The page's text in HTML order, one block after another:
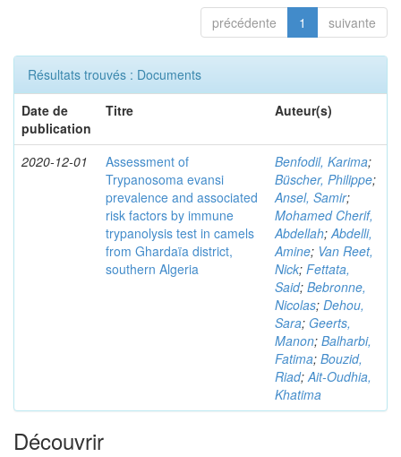
précédente 1 suivante
Résultats trouvés : Documents
Date de
publication
Titre Auteur(s)
2020-12-01
Assessment of
Trypanosoma evansi
prevalence and associated
risk factors by immune
trypanolysis test in camels
from Ghardaïa district,
southern Algeria
Benfodil, Karima;
Büscher, Philippe;
Ansel, Samir;
Mohamed Cherif,
Abdellah;Abdelli,
Amine; Van Reet,
Nick; Fettata,
Said; Bebronne,
Nicolas; Dehou,
Sara; Geerts,
Manon; Balharbi,
Fatima; Bouzid,
Riad;Ait-Oudhia,
Khatima
Découvrir